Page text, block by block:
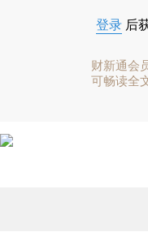
登录 后
财新通会
可畅读全